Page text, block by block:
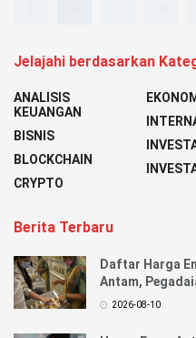
Jelajahi berdasarkan
ANALISIS
KEUANGAN
BISNIS
BLOCKCHAIN
CRYPTO
EKONOMI
Berita Terbaru
Daftar Harga
Antam,
2026-08-10